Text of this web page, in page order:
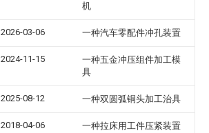
机
2026-03-06 一种汽车零配件冲孔装置
2024-11-15
一种五金冲压组件加工模
具
2025-08-12 一种双圆弧铜头加工治具
2018-04-06 一种拉床用工件压紧装置